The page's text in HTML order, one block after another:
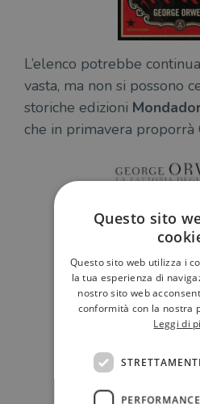
L’elenco potrebbe
vasta, ma non si possono
storiche edizioni
che in primavera
Questo sito
Questo sito web utilizza i
la tua esperienza di
nostro sito web
conformità con la nostra
Leggi di
PERFORMANCE